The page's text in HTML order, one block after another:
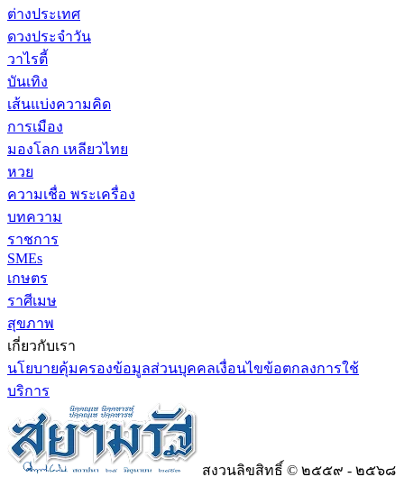
ต่างประเทศ
ดวงประจำวัน
วาไรตี้
บันเทิง
เส้นแบ่งความคิด
การเมือง
มองโลก เหลียวไทย
หวย
ความเชื่อ พระเครื่อง
บทความ
ราชการ
SMEs
เกษตร
ราศีเมษ
สุขภาพ
เกี่ยวกับเรา
นโยบายคุ้มครองข้อมูลส่วนบุคคลเงื่อนไขข้อตกลงการใช้
บริการ
สงวนลิขสิทธิ์ © ๒๕๕๙ - ๒๕๖๘